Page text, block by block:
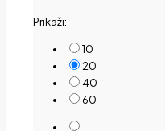
Prikaži:
10
20
40
60